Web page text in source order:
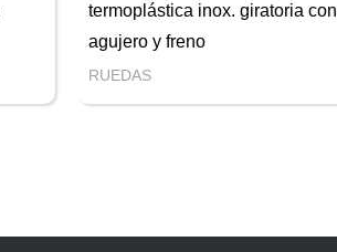
termoplástica inox. giratoria con
agujero y freno
RUEDAS